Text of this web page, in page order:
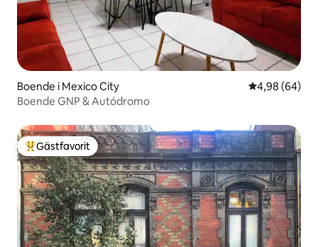
Boende i Mexico City 4,98 av 5 i
4,98 (64)
Boende GNP & Autódromo
Populär gästfavorit
Gästfavorit